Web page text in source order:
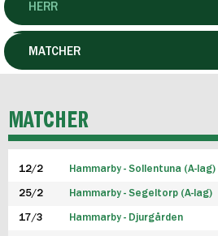
HERR
DAM
P19
F19
FUTSAL HERR
MATCHER
MATCHER
12/2 Hammarby - Sollentuna (A-lag)
25/2 Hammarby - Segeltorp (A-lag)
17/3 Hammarby - Djurgården